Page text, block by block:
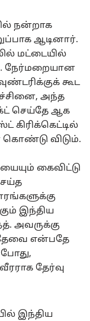
நன்றாக
ஆடினார்.
மட்டையில்
நேர்மறையான
கூட
அந்த
செய்தே ஆக
கிரிக்கெட்டில்
கொண்டு விடும்.
கைவிட்டு
இந்திய
அவருக்கு
என்பதே
தேர்வு
இந்திய